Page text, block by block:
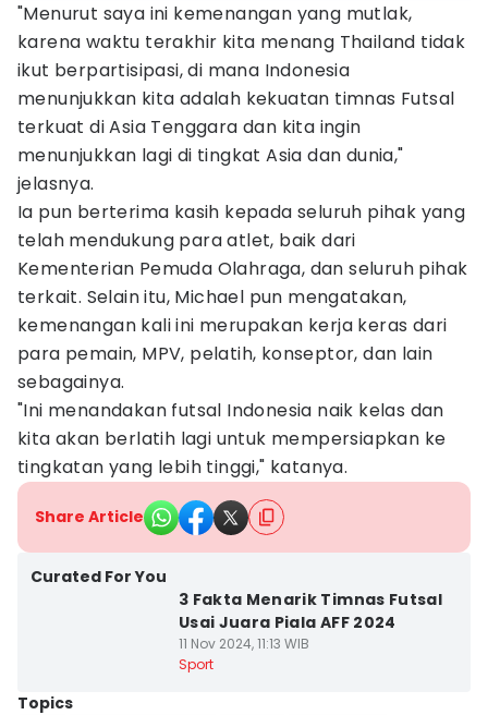
"Menurut saya ini kemenangan yang mutlak,
karena waktu terakhir kita menang Thailand tidak
ikut berpartisipasi, di mana Indonesia
menunjukkan kita adalah kekuatan timnas Futsal
terkuat di Asia Tenggara dan kita ingin
menunjukkan lagi di tingkat Asia dan dunia,"
jelasnya.
Ia pun berterima kasih kepada seluruh pihak yang
telah mendukung para atlet, baik dari
Kementerian Pemuda Olahraga, dan seluruh pihak
terkait. Selain itu, Michael pun mengatakan,
kemenangan kali ini merupakan kerja keras dari
para pemain, MPV, pelatih, konseptor, dan lain
sebagainya.
"Ini menandakan futsal Indonesia naik kelas dan
kita akan berlatih lagi untuk mempersiapkan ke
tingkatan yang lebih tinggi," katanya.
Share Article
Curated For You
3 Fakta Menarik Timnas Futsal
Usai Juara Piala AFF 2024
11 Nov 2024, 11:13 WIB
Sport
Topics